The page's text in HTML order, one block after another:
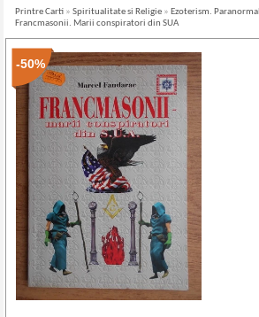
Printre Carti »Spiritualitate si Religie » Ezoterism. Paranormal
Francmasonii. Marii conspiratori din SUA
-50%